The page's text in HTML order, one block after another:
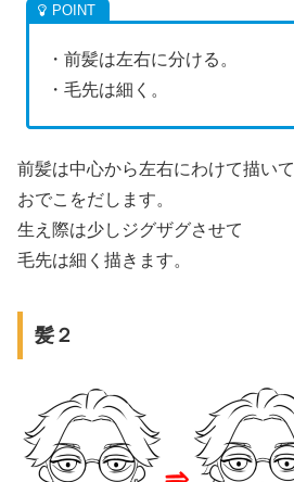
・前髪は左右に分ける。
・毛先は細く。
前髪は中心から左右にわけて描いて
おでこをだします。
生え際は少しジグザグさせて
毛先は細く描きます。
髪２